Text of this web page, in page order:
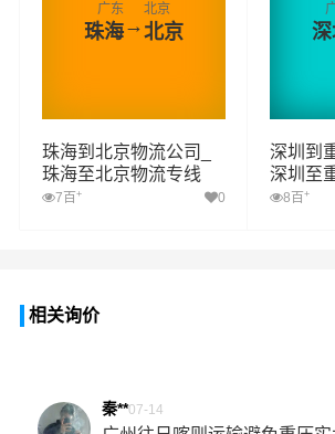
广东
珠海→
北京
北京
珠海到北京物流公司_
珠海至北京物流专线
7百 + 0
深
深圳到
深圳至
8百 +
相关询价
秦**07-14